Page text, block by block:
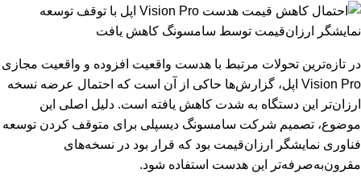
در تازه‌ترین تحولات مرتبط با هدست واقعیت افزوده و واقعیت مجازی
Vision Pro اپل، گزارش‌ها حاکی از آن است که احتمال عرضه نسخه
ارزان‌تر این دستگاه به شدت کاهش یافته است. دلیل اصلی این
موضوع، تصمیم شرکت سامسونگ دیسپلی برای متوقف کردن توسعه
فناوری نمایشگر ارزان‌قیمت بود که قرار بود در نسخه‌های
مقرون‌به‌صرفه‌تر این هدست استفاده شود.